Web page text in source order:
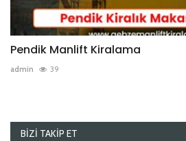
Pendik Manlift Kiralama
admin 39
BIZI TAKIP ET